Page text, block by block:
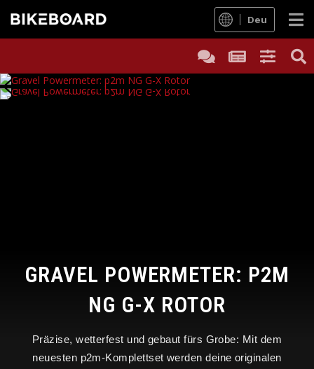
Deu
GRAVEL POWERMETER: P2M
NG G-X ROTOR
Präzise, wetterfest und gebaut fürs Grobe: Mit dem
neuesten p2m-Komplettset werden deine originalen